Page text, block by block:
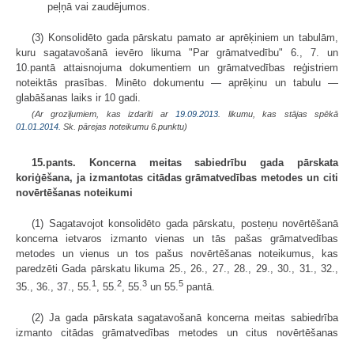
peļņā vai zaudējumos.
(3) Konsolidēto gada pārskatu pamato ar aprēķiniem un tabulām,
kuru sagatavošanā ievēro likuma "Par grāmatvedību" 6., 7. un
10.pantā attaisnojuma dokumentiem un grāmatvedības reģistriem
noteiktās prasības. Minēto dokumentu — aprēķinu un tabulu —
glabāšanas laiks ir 10 gadi.
(Ar grozījumiem, kas izdarīti ar 19.09.2013 . likumu, kas stājas spēkā
01.01.2014. Sk. pārejas noteikumu 6.punktu)
15.pants. Koncerna meitas sabiedrību gada pārskata
koriģēšana, ja izmantotas citādas grāmatvedības metodes un citi
novērtēšanas noteikumi
(1) Sagatavojot konsolidēto gada pārskatu, posteņu novērtēšanā
koncerna ietvaros izmanto vienas un tās pašas grāmatvedības
metodes un vienus un tos pašus novērtēšanas noteikumus, kas
paredzēti Gada pārskatu likuma 25., 26., 27., 28., 29., 30., 31., 32.,
35., 36., 37., 55.1 , 55.2, 55.3 un 55.5 pantā.
(2) Ja gada pārskata sagatavošanā koncerna meitas sabiedrība
izmanto citādas grāmatvedības metodes un citus novērtēšanas